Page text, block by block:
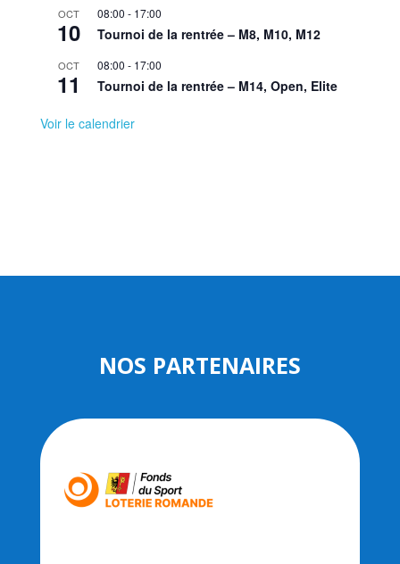
OCT
10
08:00 - 17:00
Tournoi de la rentrée – M8, M10, M12
OCT
11
08:00 - 17:00
Tournoi de la rentrée – M14, Open, Elite
Voir le calendrier
NOS PARTENAIRES